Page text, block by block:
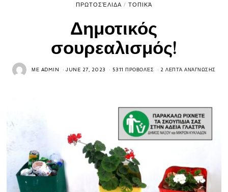
ΠΡΩΤΟΣΈΛΙΔΑ / ΤΟΠΙΚΆ
Δημοτικός
σουρεαλισμός!
ΜΕ ADMIN JUNE 27, 2023 5311 ΠΡΟΒΟΛΈΣ 2 ΛΕΠΤΆ ΑΝΆΓΝΩΣΗΣ